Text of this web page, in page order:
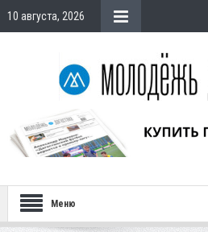
10 августа, 2026
Меню